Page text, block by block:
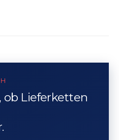
ob Lieferketten